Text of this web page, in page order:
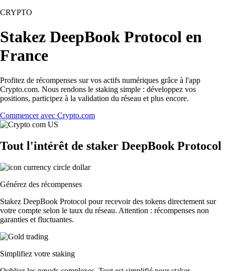
CRYPTO
Stakez DeepBook Protocol en
France
Profitez de récompenses sur vos actifs numériques grâce à l'app
Crypto.com. Nous rendons le staking simple : développez vos
positions, participez à la validation du réseau et plus encore.
Commencer avec Crypto.com
Tout l'intérêt de staker DeepBook Protocol
Générez des récompenses
Stakez DeepBook Protocol pour recevoir des tokens directement sur
votre compte selon le taux du réseau. Attention : récompenses non
garanties et fluctuantes.
Simplifiez votre staking